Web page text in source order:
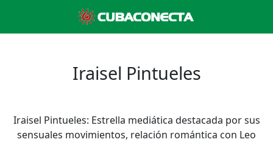
Iraisel Pintueles
Iraisel Pintueles: Estrella mediática destacada por sus
sensuales movimientos, relación romántica con Leo